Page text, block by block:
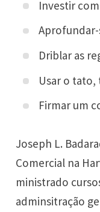
Investir
Aprofundar-
Driblar as
Usar o tato,
Firmar um
Joseph L.
Comercial na
ministrado
adminsitração